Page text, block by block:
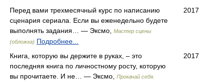
Перед вами трехмесячный курс по написанию
сценария сериала. Если вы еженедельно будете
выполнять задания… — Эксмо,
Мастер сцены
(обложка) Подробнее...
2017
Книга, которую вы держите в руках, – это
последняя книга по личностному росту, которую
вы прочитаете. И не… — Эксмо,
Прокачай себя.
2017